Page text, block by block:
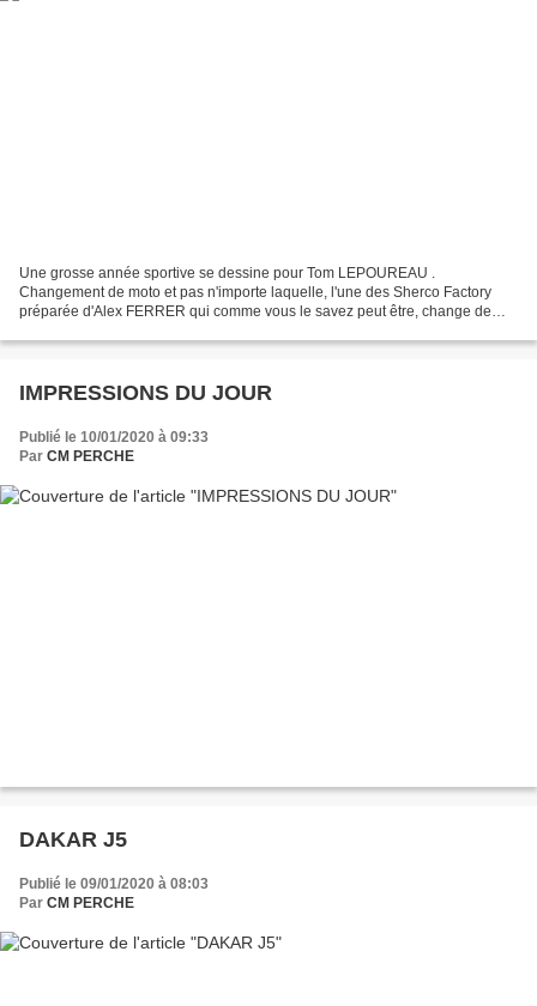
Une grosse année sportive se dessine pour Tom LEPOUREAU .
Changement de moto et pas n'importe laquelle, l'une des Sherco Factory
préparée d'Alex FERRER qui comme vous le savez peut être, change de
IMPRESSIONS DU JOUR
Publié le 10/01/2020 à 09:33
Par CM PERCHE
DAKAR J5
Publié le 09/01/2020 à 08:03
Par CM PERCHE